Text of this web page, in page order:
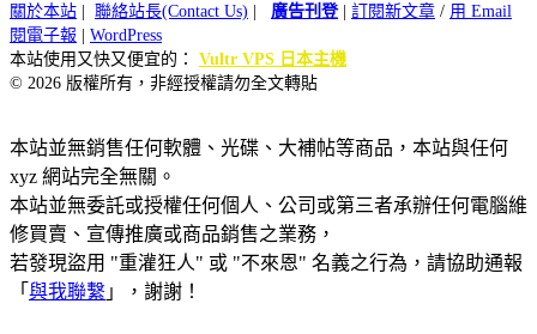
關於本站 | 聯絡站長(Contact Us) | 廣告刊登| 訂閱新文章 / 用 Email
閱電子報 | WordPress
本站使用又快又便宜的： Vultr VPS 日本主機
© 2026 版權所有，非經授權請勿全文轉貼
本站並無銷售任何軟體、光碟、大補帖等商品，本站與任何
xyz 網站完全無關。
本站並無委託或授權任何個人、公司或第三者承辦任何電腦維
修買賣、宣傳推廣或商品銷售之業務，
若發現盜用 "重灌狂人" 或 "不來恩" 名義之行為，請協助通報
「 與我聯繫 」，謝謝！